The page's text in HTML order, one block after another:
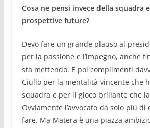
Cosa ne pensi invece della squadra
prospettive future?
Devo fare un grande plauso al
per la passione e l’impegno, anche
sta mettendo. E poi complimenti
Ciullo per la mentalità vincente che
squadra e per il gioco brillante che
Ovviamente l’avvocato da solo più
fare. Ma Matera è una piazza